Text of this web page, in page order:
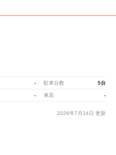
- 駐車台数 5台
- 車高 -
2026年7月24日 更新